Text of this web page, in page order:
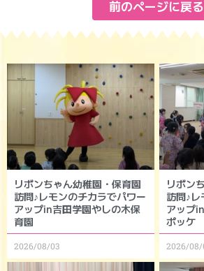
前のページに戻る
リボンちゃん幼稚園・保育園
訪問♪レモンのチカラでパワー
アップin吉田学園やしの木保
育園
2026/08/03
リボン
訪問♪
アップ
ポッケ
2026/08/